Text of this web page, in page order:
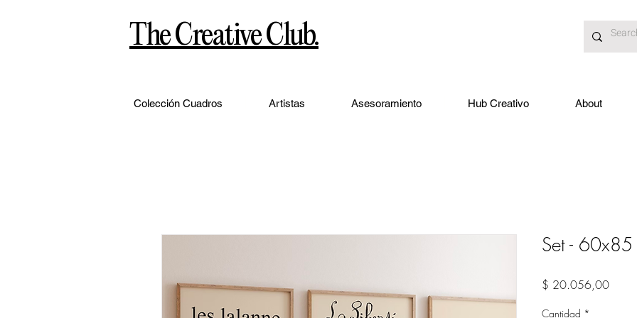
The Creative Club.
Colección Cuadros Artistas Asesoramiento Hub Creativo About
Set -
$ 20.056,00Precio
Cantidad *